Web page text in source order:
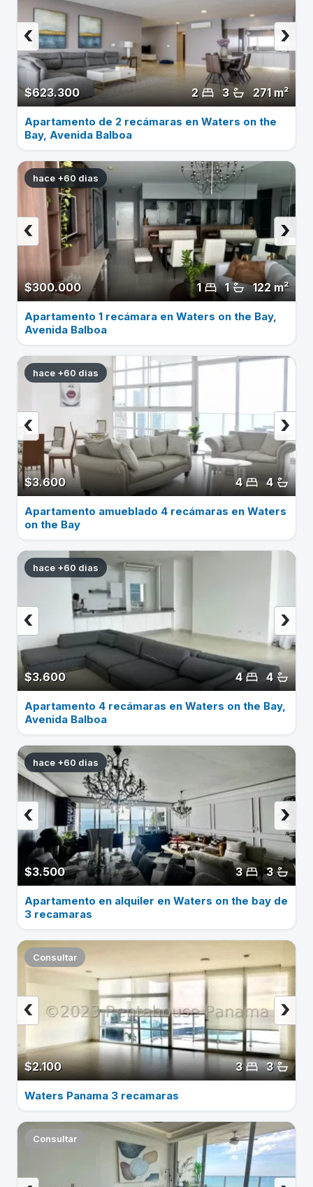
$623.300 271 m²
3
2
›
‹
Apartamento de 2 recámaras en Waters on the
Bay, Avenida Balboa
hace +60 dias
$300.000 122 m²
1
1
›
‹
Apartamento 1 recámara en Waters on the Bay,
Avenida Balboa
hace +60 dias
$3.600 4
4
›
‹
Apartamento amueblado 4 recámaras en Waters
on the Bay
hace +60 dias
$3.600 4
4
›
‹
Apartamento 4 recámaras en Waters on the Bay,
Avenida Balboa
hace +60 dias
$3.500 3
3
›
‹
Apartamento en alquiler en Waters on the bay de
3 recamaras
Consultar
$2.100 3
3
›
‹
Waters Panama 3 recamaras
Consultar